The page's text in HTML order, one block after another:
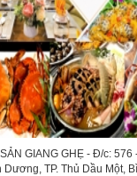
SẢN GIANG GHẸ - Đ/c:
Dương, TP. Thủ Dầu Một,